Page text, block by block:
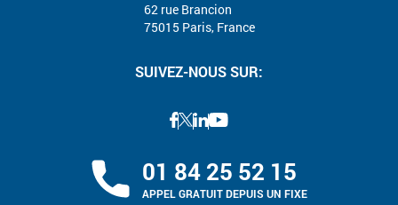
62 rue Brancion
75015 Paris, France
SUIVEZ-NOUS SUR:
01 84 25 52 15
APPEL GRATUIT DEPUIS UN FIXE